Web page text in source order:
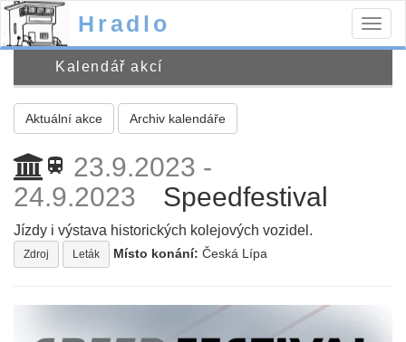
Hradlo
Kalendář akcí
Aktuální akce Archiv kalendáře
train 23.9.2023 -
24.9.2023
Speedfestival
Jízdy i výstava historických kolejových vozidel.
Zdroj Leták Místo konání: Česká Lípa